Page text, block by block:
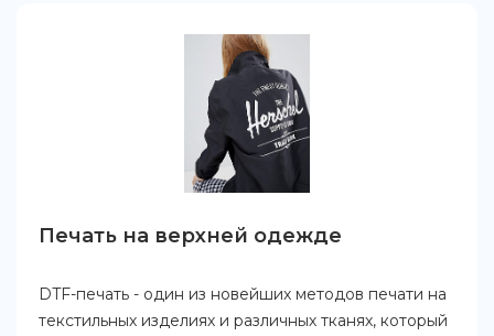
Печать на верхней одежде
DTF-печать - один из новейших методов печати на
текстильных изделиях и различных тканях, который